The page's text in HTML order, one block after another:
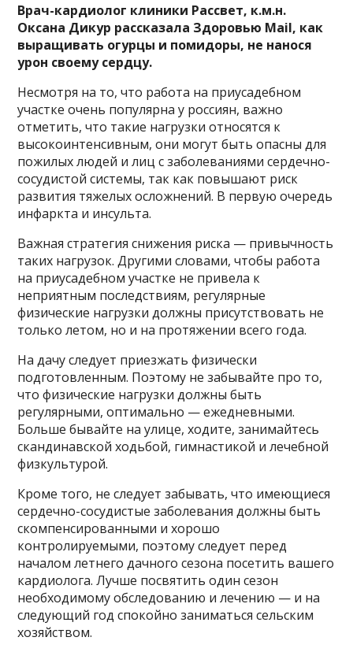
Врач-кардиолог клиники Рассвет, к.м.н.
Оксана Дикур рассказала Здоровью Mail, как
выращивать огурцы и помидоры, не нанося
урон своему сердцу.
Несмотря на то, что работа на приусадебном
участке очень популярна у россиян, важно
отметить, что такие нагрузки относятся к
высокоинтенсивным, они могут быть опасны для
пожилых людей и лиц с заболеваниями сердечно-
сосудистой системы, так как повышают риск
развития тяжелых осложнений. В первую очередь
инфаркта и инсульта.
Важная стратегия снижения риска — привычность
таких нагрузок. Другими словами, чтобы работа
на приусадебном участке не привела к
неприятным последствиям, регулярные
физические нагрузки должны присутствовать не
только летом, но и на протяжении всего года.
На дачу следует приезжать физически
подготовленным. Поэтому не забывайте про то,
что физические нагрузки должны быть
регулярными, оптимально — ежедневными.
Больше бывайте на улице, ходите, занимайтесь
скандинавской ходьбой, гимнастикой и лечебной
физкультурой.
Кроме того, не следует забывать, что имеющиеся
сердечно-сосудистые заболевания должны быть
скомпенсированными и хорошо
контролируемыми, поэтому следует перед
началом летнего дачного сезона посетить вашего
кардиолога. Лучше посвятить один сезон
необходимому обследованию и лечению — и на
следующий год спокойно заниматься сельским
хозяйством.